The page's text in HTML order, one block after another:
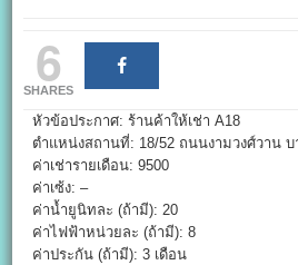
6
SHARES
หัวข้อประกาศ: ร้านค้าให้เช่า A18
ตำแหน่งสถานที่: 18/52 ถนนงามวงศ์วาน บ
ค่าเช่ารายเดือน: 9500
ค่าเซ้ง: –
ค่าน้ำยูนิทละ (ถ้ามี): 20
ค่าไฟฟ้าหน่วยละ (ถ้ามี): 8
ค่าประกัน (ถ้ามี): 3 เดือน